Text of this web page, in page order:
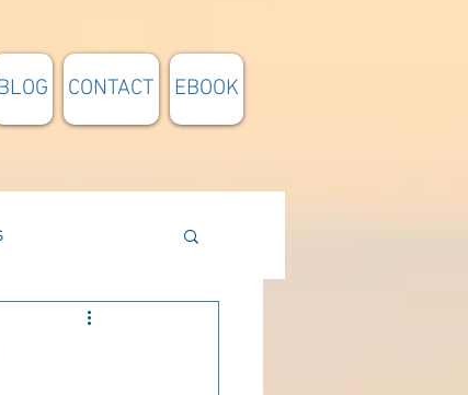
CONTACT EBOOK
Méthodologie